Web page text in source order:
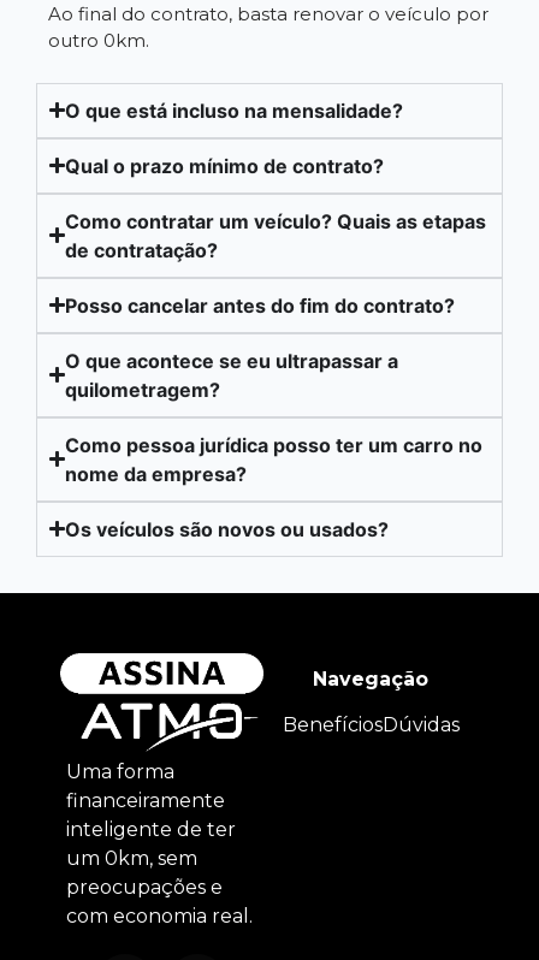
Ao final do contrato, basta renovar o veículo por
outro 0km.
O que está incluso na mensalidade?
Qual o prazo mínimo de contrato?
Como contratar um veículo? Quais as etapas
de contratação?
Posso cancelar antes do fim do contrato?
O que acontece se eu ultrapassar a
quilometragem?
Como pessoa jurídica posso ter um carro no
nome da empresa?
Os veículos são novos ou usados?
Uma forma
financeiramente
inteligente de ter
um 0km, sem
preocupações e
com economia real.
Navegação
BenefíciosDúvidas